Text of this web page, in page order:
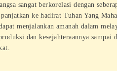
sangat berkorelasi dengan
ke hadirat Tuhan Yang
menjalankan amanah dalam
dan kesejahteraannya sampai